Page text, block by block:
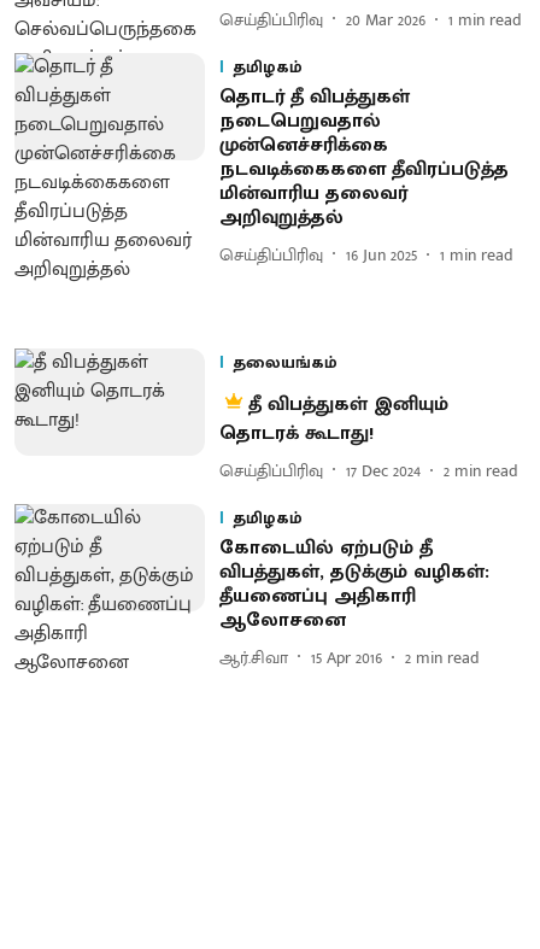
செய்திப்பிரிவு 20 Mar 2026 1 min read
தமிழகம்
தொடர் தீ விபத்துகள்
நடைபெறுவதால்
முன்னெச்சரிக்கை
நடவடிக்கைகளை தீவிரப்படுத்த
மின்வாரிய தலைவர்
அறிவுறுத்தல்
செய்திப்பிரிவு 16 Jun 2025 1 min read
தலையங்கம்
தீ விபத்துகள் இனியும்
தொடரக் கூடாது!
செய்திப்பிரிவு 17 Dec 2024 2 min read
தமிழகம்
கோடையில் ஏற்படும் தீ
விபத்துகள், தடுக்கும் வழிகள் :
தீயணைப்பு அதிகாரி
ஆலோசனை
ஆர்.சிவா 15 Apr 2016 2 min read